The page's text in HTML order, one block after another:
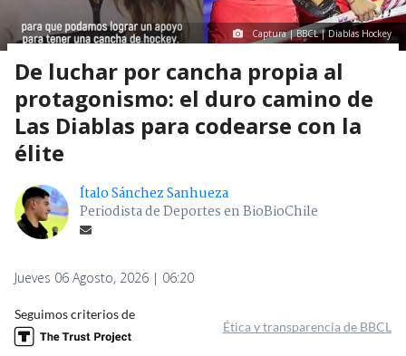
Captura | BBCL | Diablas Hockey
De luchar por cancha propia al
protagonismo: el duro camino de
Las Diablas para codearse con la
élite
Ítalo Sánchez Sanhueza
Periodista de Deportes en BioBioChile
Jueves 06 Agosto, 2026 | 06:20
Seguimos criterios de
Ética y transparencia de BBCL